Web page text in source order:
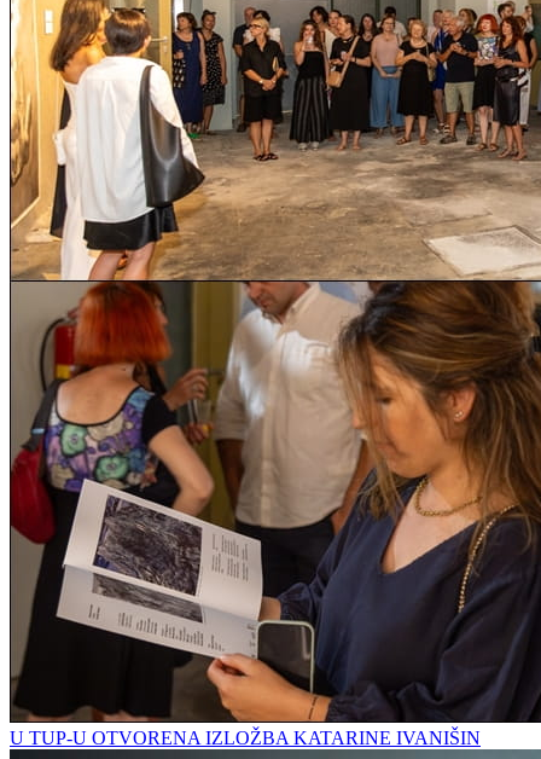
U TUP-U OTVORENA IZLOŽBA KATARINE IVANIŠIN